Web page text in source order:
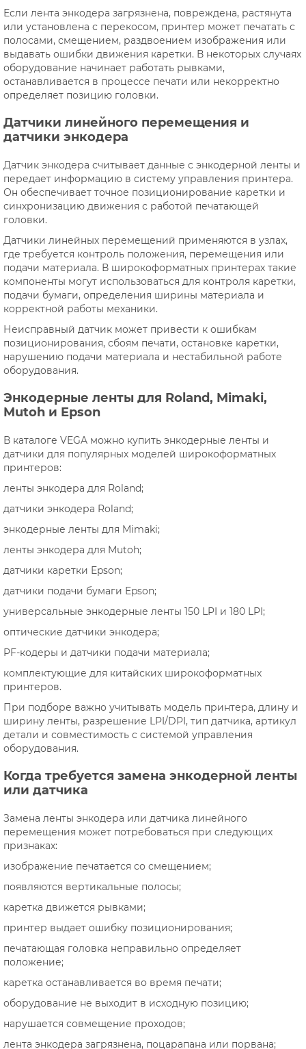
Если лента энкодера загрязнена, повреждена, растянута
или установлена с перекосом, принтер может печатать с
полосами, смещением, раздвоением изображения или
выдавать ошибки движения каретки. В некоторых случаях
оборудование начинает работать рывками,
останавливается в процессе печати или некорректно
определяет позицию головки.
Датчики линейного перемещения и
датчики энкодера
Датчик энкодера считывает данные с энкодерной ленты и
передает информацию в систему управления принтера.
Он обеспечивает точное позиционирование каретки и
синхронизацию движения с работой печатающей
головки.
Датчики линейных перемещений применяются в узлах,
где требуется контроль положения, перемещения или
подачи материала. В широкоформатных принтерах такие
компоненты могут использоваться для контроля каретки,
подачи бумаги, определения ширины материала и
корректной работы механики.
Неисправный датчик может привести к ошибкам
позиционирования, сбоям печати, остановке каретки,
нарушению подачи материала и нестабильной работе
оборудования.
Энкодерные ленты для Roland, Mimaki,
Mutoh и Epson
В каталоге VEGA можно купить энкодерные ленты и
датчики для популярных моделей широкоформатных
принтеров:
ленты энкодера для Roland;
датчики энкодера Roland;
энкодерные ленты для Mimaki;
ленты энкодера для Mutoh;
датчики каретки Epson;
датчики подачи бумаги Epson;
универсальные энкодерные ленты 150 LPI и 180 LPI;
оптические датчики энкодера;
PF-кодеры и датчики подачи материала;
комплектующие для китайских широкоформатных
принтеров.
При подборе важно учитывать модель принтера, длину и
ширину ленты, разрешение LPI/DPI, тип датчика, артикул
детали и совместимость с системой управления
оборудования.
Когда требуется замена энкодерной ленты
или датчика
Замена ленты энкодера или датчика линейного
перемещения может потребоваться при следующих
признаках:
изображение печатается со смещением;
появляются вертикальные полосы;
каретка движется рывками;
принтер выдает ошибку позиционирования;
печатающая головка неправильно определяет
положение;
каретка останавливается во время печати;
оборудование не выходит в исходную позицию;
нарушается совмещение проходов;
лента энкодера загрязнена, поцарапана или порвана;